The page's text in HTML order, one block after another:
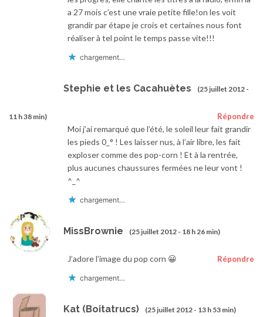
a 27 mois c’est une vraie petite fille!on les voit
grandir par étape je crois et certaines nous font
réaliser à tel point le temps passe vite!!!
chargement…
Stephie et les Cacahuètes (25 juillet 2012 -
11 h 38 min) Répondre
Moi j’ai remarqué que l’été, le soleil leur fait grandir
les pieds 0_° ! Les laisser nus, à l’air libre, les fait
exploser comme des pop-corn ! Et à la rentrée,
plus aucunes chaussures fermées ne leur vont !
^_^
chargement…
MissBrownie (25 juillet 2012 - 18 h 26 min)
Répondre
J’adore l’image du pop corn 😀
chargement…
Kat (Boitatrucs) (25 juillet 2012 - 13 h 53 min)